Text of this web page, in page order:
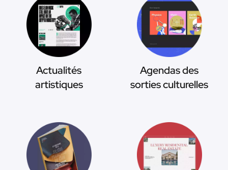
Actualités
artistiques
Agendas des
sorties culturelles